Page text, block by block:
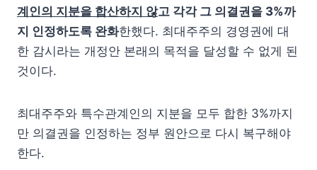
계인의 지분을 합산하지 않고 각각 그 의결권을 3%까
지 인정하도록 완화한했다. 최대주주의 경영권에 대
한 감시라는 개정안 본래의 목적을 달성할 수 없게 된
것이다.
최대주주와 특수관계인의 지분을 모두 합한 3%까지
만 의결권을 인정하는 정부 원안으로 다시 복구해야
한다.